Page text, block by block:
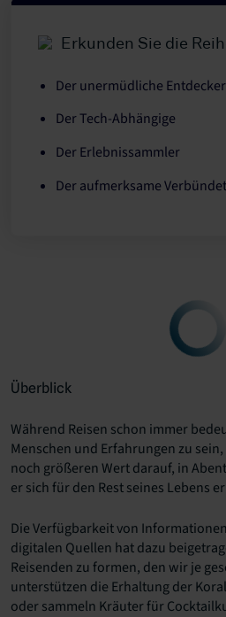
Überblick
Während Reisen schon immer
Menschen und Erfahrungen zu
noch größeren Wert darauf, in
er sich für den Rest seines Lebens
Die Verfügbarkeit von
digitalen Quellen hat dazu
Reisenden zu formen, den wir je
unterstützen die Erhaltung der
oder sammeln Kräuter für
Erkunden Sie die
Der unermüdliche Entdecker
Der Tech-Abhängige
Der Erlebnissammler
Der aufmerksame